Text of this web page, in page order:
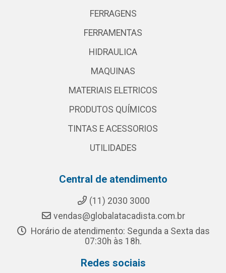
FERRAGENS
FERRAMENTAS
HIDRAULICA
MAQUINAS
MATERIAIS ELETRICOS
PRODUTOS QUÍMICOS
TINTAS E ACESSORIOS
UTILIDADES
Central de atendimento
(11) 2030 3000
vendas@globalatacadista.com.br
Horário de atendimento: Segunda a Sexta das
07:30h às 18h.
Redes sociais